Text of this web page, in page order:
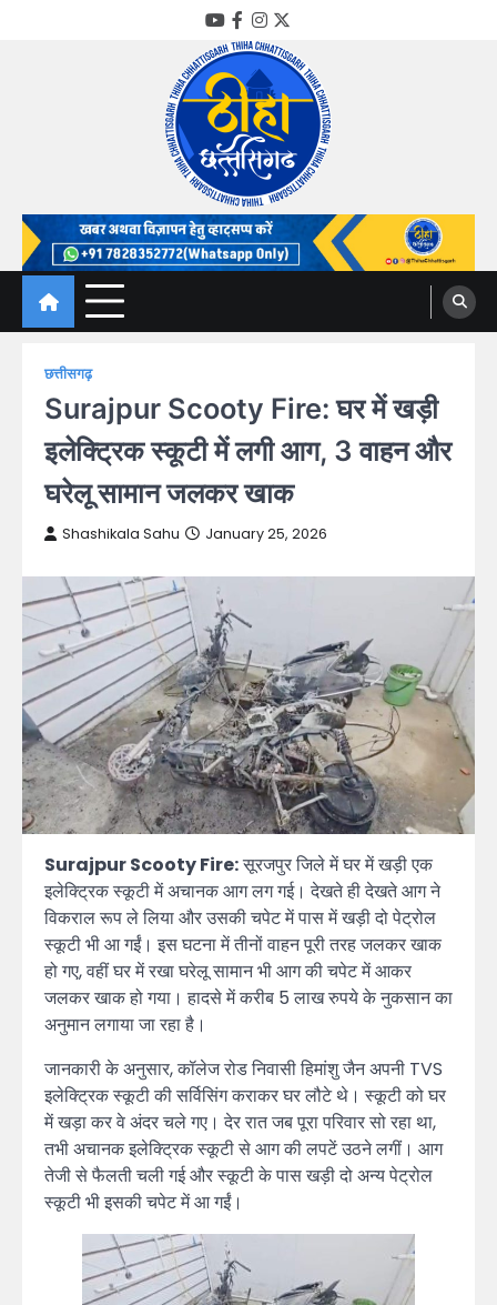
YouTube
Facebook
Instagram
Twitter
Thiha Chhattisgarh
गोठ जन-जन के
छत्तीसगढ़
Surajpur Scooty Fire: घर में खड़ी
इलेक्ट्रिक स्कूटी में लगी आग, 3 वाहन और
घरेलू सामान जलकर खाक
Shashikala Sahu January 25, 2026
Surajpur Scooty Fire:सूरजपुर जिले में घर में खड़ी एक
इलेक्ट्रिक स्कूटी में अचानक आग लग गई। देखते ही देखते आग ने
विकराल रूप ले लिया और उसकी चपेट में पास में खड़ी दो पेट्रोल
स्कूटी भी आ गईं। इस घटना में तीनों वाहन पूरी तरह जलकर खाक
हो गए, वहीं घर में रखा घरेलू सामान भी आग की चपेट में आकर
जलकर खाक हो गया। हादसे में करीब 5 लाख रुपये के नुकसान का
अनुमान लगाया जा रहा है।
जानकारी के अनुसार, कॉलेज रोड निवासी हिमांशु जैन अपनी TVS
इलेक्ट्रिक स्कूटी की सर्विसिंग कराकर घर लौटे थे। स्कूटी को घर
में खड़ा कर वे अंदर चले गए। देर रात जब पूरा परिवार सो रहा था,
तभी अचानक इलेक्ट्रिक स्कूटी से आग की लपटें उठने लगीं। आग
तेजी से फैलती चली गई और स्कूटी के पास खड़ी दो अन्य पेट्रोल
स्कूटी भी इसकी चपेट में आ गईं।